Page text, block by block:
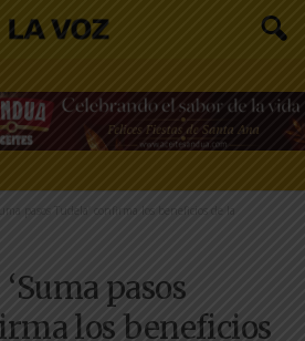
pasos Tudela’ confirma los beneficios de la
pasos
los beneficios